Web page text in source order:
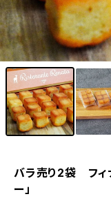
バラ売り2袋 フィ
ー」